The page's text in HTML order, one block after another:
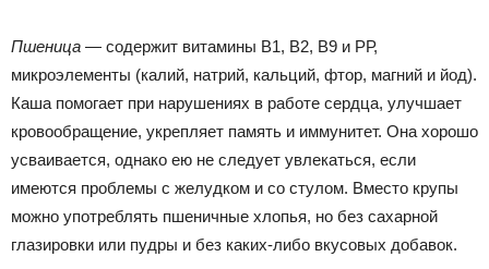
Пшеница — содержит витамины В1, В2, В9 и РР,
микроэлементы (калий, натрий, кальций, фтор, магний и йод).
Каша помогает при нарушениях в работе сердца, улучшает
кровообращение, укрепляет память и иммунитет. Она хорошо
усваивается, однако ею не следует увлекаться, если
имеются проблемы с желудком и со стулом. Вместо крупы
можно употреблять пшеничные хлопья, но без сахарной
глазировки или пудры и без каких-либо вкусовых добавок.